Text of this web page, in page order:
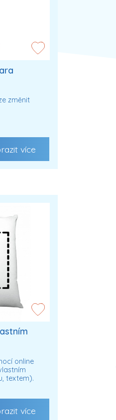
změnit
více
online
textem).
více